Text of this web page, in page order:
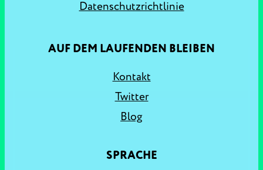
Datenschutzrichtlinie
AUF DEM LAUFENDEN BLEIBEN
Kontakt
Twitter
Blog
SPRACHE